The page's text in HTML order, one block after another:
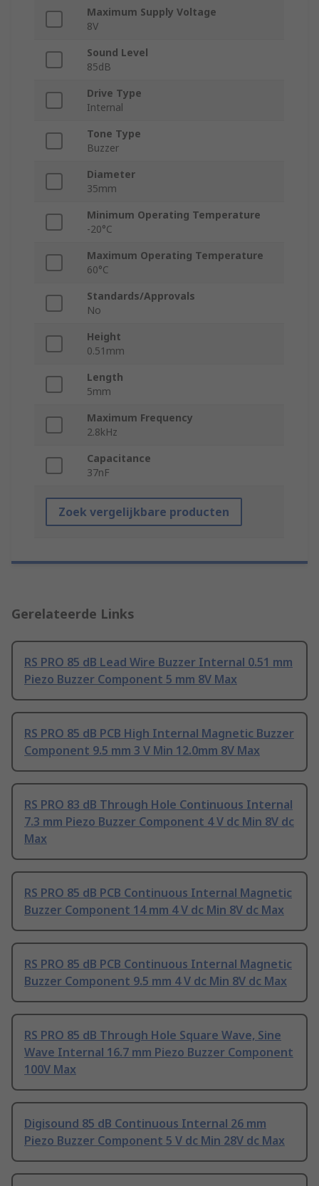
Maximum Supply Voltage
8V
Sound Level
85dB
Drive Type
Internal
Tone Type
Buzzer
Diameter
35mm
Minimum Operating Temperature
-20°C
Maximum Operating Temperature
60°C
Standards/Approvals
No
Height
0.51mm
Length
5mm
Maximum Frequency
2.8kHz
Capacitance
37nF
Zoek vergelijkbare producten
Gerelateerde Links
RS PRO 85 dB Lead Wire Buzzer Internal 0.51 mm
Piezo Buzzer Component 5 mm 8V Max
RS PRO 85 dB PCB High Internal Magnetic Buzzer
Component 9.5 mm 3 V Min 12.0mm 8V Max
RS PRO 83 dB Through Hole Continuous Internal
7.3 mm Piezo Buzzer Component 4 V dc Min 8V dc
Max
RS PRO 85 dB PCB Continuous Internal Magnetic
Buzzer Component 14 mm 4 V dc Min 8V dc Max
RS PRO 85 dB PCB Continuous Internal Magnetic
Buzzer Component 9.5 mm 4 V dc Min 8V dc Max
RS PRO 85 dB Through Hole Square Wave, Sine
Wave Internal 16.7 mm Piezo Buzzer Component
100V Max
Digisound 85 dB Continuous Internal 26 mm
Piezo Buzzer Component 5 V dc Min 28V dc Max